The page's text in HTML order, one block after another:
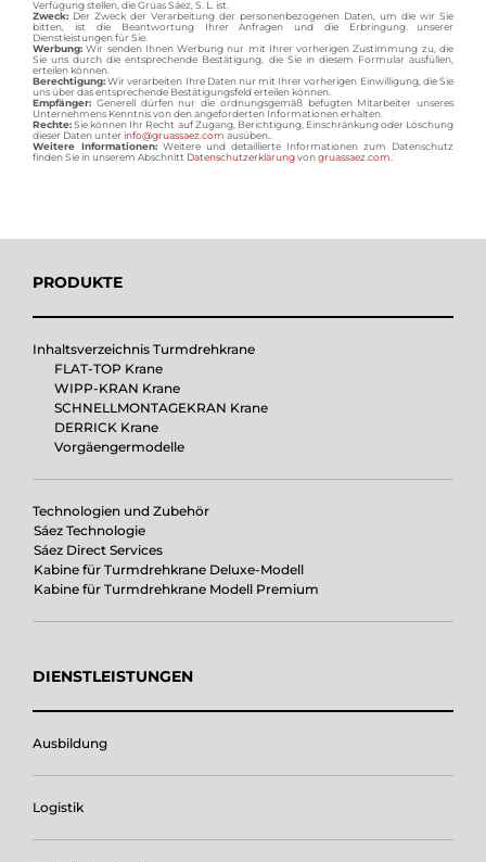
Verfügung stellen, die Grúas Sáez, S. L. ist.
Zweck: Der Zweck der Verarbeitung der personenbezogenen Daten, um die wir Sie
bitten, ist die Beantwortung Ihrer Anfragen und die Erbringung unserer
Dienstleistungen für Sie.
Werbung: Wir senden Ihnen Werbung nur mit Ihrer vorherigen Zustimmung zu, die
Sie uns durch die entsprechende Bestätigung, die Sie in diesem Formular ausfüllen,
erteilen können.
Berechtigung:Wir verarbeiten Ihre Daten nur mit Ihrer vorherigen Einwilligung, die Sie
uns über das entsprechende Bestätigungsfeld erteilen können.
Empfänger: Generell dürfen nur die ordnungsgemäß befugten Mitarbeiter unseres
Unternehmens Kenntnis von den angeforderten Informationen erhalten.
Rechte:Sie können Ihr Recht auf Zugang, Berichtigung, Einschränkung oder Löschung
dieser Daten unterinfo@gruassaez.com ausüben..
Weitere Informationen: Weitere und detaillierte Informationen zum Datenschutz
finden Sie in unserem Abschnitt Datenschutzerklärungvongruassaez.com
PRODUKTE
Inhaltsverzeichnis Turmdrehkrane
FLAT-TOP Krane
WIPP-KRAN Krane
SCHNELLMONTAGEKRAN Krane
DERRICK Krane
Vorgäengermodelle
Technologien und Zubehör
Sáez Technologie
Sáez Direct Services
Kabine für Turmdrehkrane Deluxe-Modell
Kabine für Turmdrehkrane Modell Premium
DIENSTLEISTUNGEN
Ausbildung
Logistik